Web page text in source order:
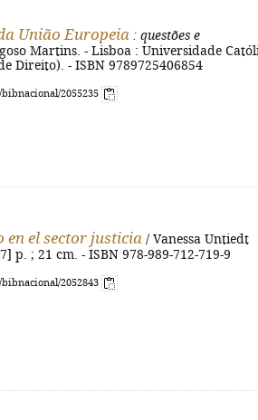
União Europeia : questões e
Martins. - Lisboa : Universidade
Direito). - ISBN 9789725406854
2055235
en el sector justicia / Vanessa Untiedt
p. ; 21 cm. - ISBN 978-989-712-719-9
2052843